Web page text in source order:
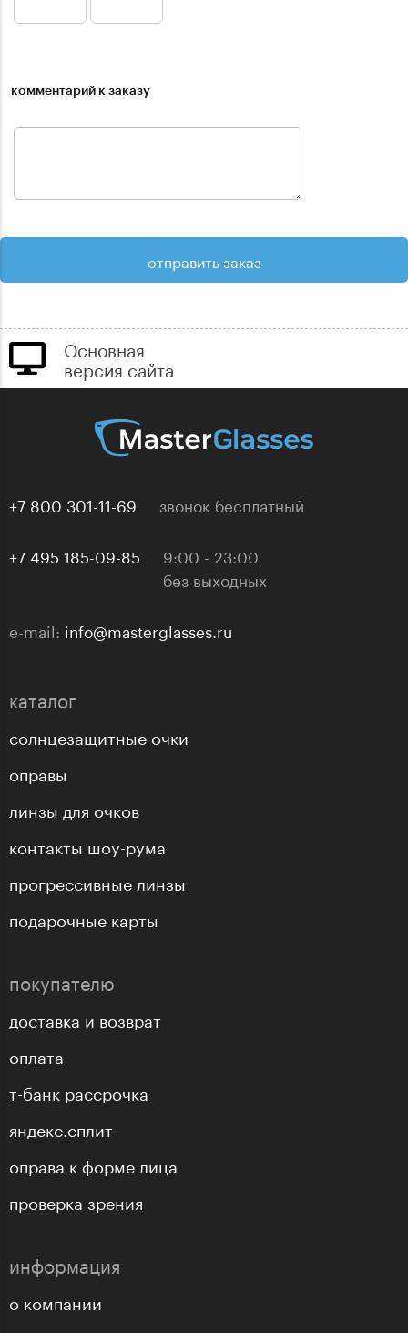
комментарий к заказу
Основная
версия сайта
+7 800 301-11-69 звонок бесплатный
+7 495 185-09-85
9:00 - 23:00
без выходных
e-mail: info@masterglasses.ru
каталог
солнцезащитные очки
оправы
линзы для очков
контакты шоу-рума
прогрессивные линзы
подарочные карты
покупателю
доставка и возврат
оплата
т-банк рассрочка
яндекс.сплит
оправа к форме лица
проверка зрения
информация
о компании